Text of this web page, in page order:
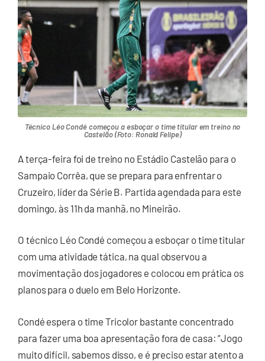
Técnico Léo Condé começou a esboçar o time titular em treino no
Castelão (Foto: Ronald Felipe)
A terça-feira foi de treino no Estádio Castelão para o
Sampaio Corrêa, que se prepara para enfrentar o
Cruzeiro, líder da Série B. Partida agendada para este
domingo, às 11h da manhã, no Mineirão.
O técnico Léo Condé começou a esboçar o time titular
com uma atividade tática, na qual observou a
movimentação dos jogadores e colocou em prática os
planos para o duelo em Belo Horizonte.
Condé espera o time Tricolor bastante concentrado
para fazer uma boa apresentação fora de casa: “Jogo
muito difícil, sabemos disso, e é preciso estar atento a